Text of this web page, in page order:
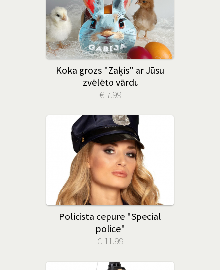
Koka grozs "Zaķis" ar Jūsu
izvēlēto vārdu
€ 7.99
Policista cepure "Special
police"
€ 11.99